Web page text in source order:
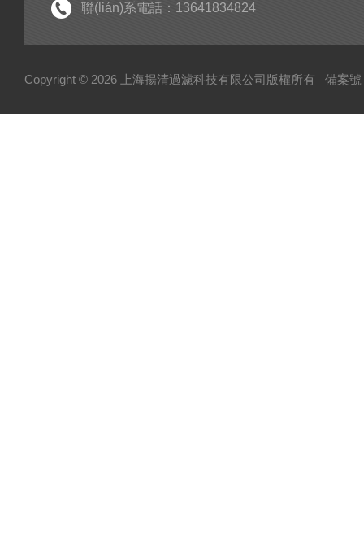
聯(lián)系電話：13641834824
Copyright © 2026 上海揚清過濾科技有限公司版權所有 備案號